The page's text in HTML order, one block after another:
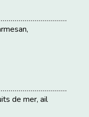
de mer, ail